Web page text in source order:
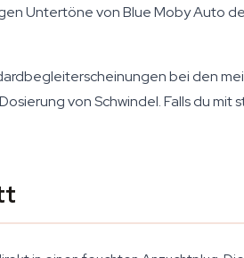
Untertöne von Blue Moby Auto
bei den
von Schwindel. Falls du mit